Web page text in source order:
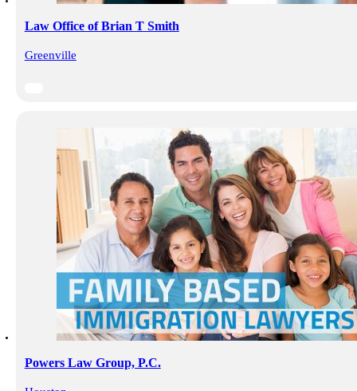
Law Office of Brian T Smith
Greenville
Powers Law Group, P.C.